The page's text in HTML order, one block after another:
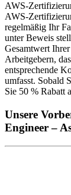
AWS-
AWS-
regelmäßig Ihr
unter Beweis
Gesamtwert
Arbeitgebern,
entsprechende
umfasst. Sobald
Sie 50 % Rabatt
Unsere
Engineer –